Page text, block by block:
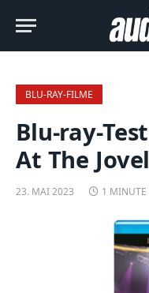
BLU-RAY-FILME
Blu-ray-
At The Jovel
23. MAI 2023 1 MINUTE